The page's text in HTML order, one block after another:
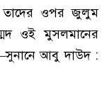
তাদের ওপর জুলুম
ওই মুসলমানের
আবু দাউদ :